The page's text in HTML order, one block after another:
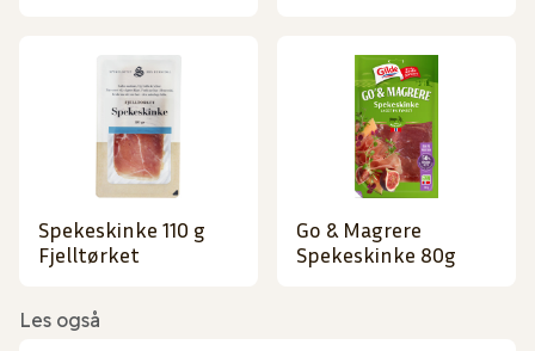
Spekeskinke 110 g
Fjelltørket
Go & Magrere
Spekeskinke 80g
Les også